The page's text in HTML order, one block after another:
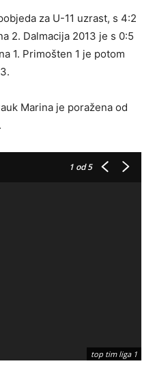
za U-11 uzrast, s 4:2
2. Dalmacija 2013 je s 0:5
1. Primošten 1 je potom
Marina je poražena od
1 od 5
top tim liga 1